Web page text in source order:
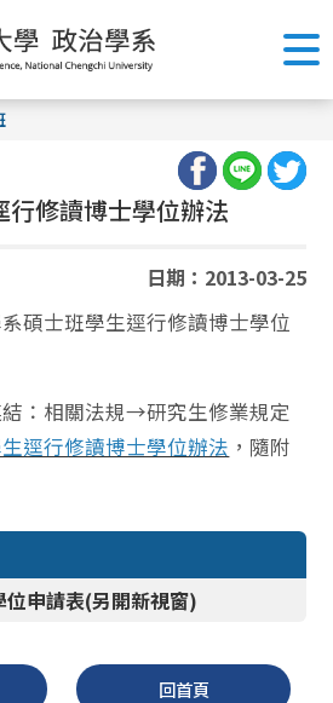
修讀博士學位辦法
日期：2013-03-25
碩士班學生逕行修讀博士學位
：相關法規→研究生修業規定
逕行修讀博士學位辦法 ，隨附
位申請表(另開新視窗)
回首頁